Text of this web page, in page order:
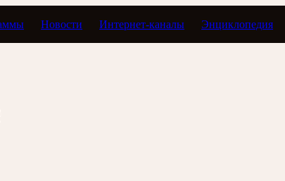
Новости Интернет-каналы Энциклопедия